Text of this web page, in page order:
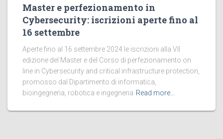
Master e perfezionamento in
Cybersecurity: iscrizioni aperte fino al
16 settembre
Aperte fino al 16 settembre 2024 le iscrizioni alla VII
edizione del Master e del Corso di perfezionamento on
line in Cybersecurity and critical infrastructure protection,
promosso dal Dipartimento di informatica,
bioingegneria, robotica e ingegneria Read more…